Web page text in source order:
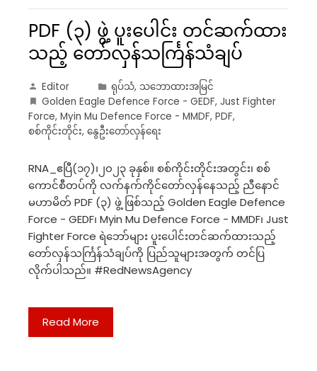
PDF (၃) ဖွဲ့ ပူးပေါင်း တင်ဆက်ထား
သည့် တော်လှန်သင်္ကြန်သံချပ်
Editor ရုပ်သံ, သဘောထားအမြင်
Golden Eagle Defence Force - GEDF, Just Fighter
Force, Myin Mu Defence Force - MMDF, PDF,
စစ်ကိုင်းတိုင်း, နွေဦးတော်လှန်ရေး
RNA_ဧပြီ(၁၇)၊၂၀၂၃ ခုနှစ်။ စစ်ကိုင်းတိုင်းအတွင်း၊ စစ်
ကောင်စီတပ်ကို လက်နက်ကိုင်တော်လှန်နေသည့် ညီနောင်
မဟာမိတ် PDF (၃) ဖွဲ့ ဖြစ်သည့် Golden Eagle Defence
Force - GEDF၊ Myin Mu Defence Force - MMDF၊ Just
Fighter Force ရဲဘော်များ ပူးပေါင်းတင်ဆက်ထားသည့်
တော်လှန်သင်္ကြန်သံချပ်ကို ပြည်သူများအတွက် တင်ပြ
လိုက်ပါသည်။ #RedNewsAgency
Read More